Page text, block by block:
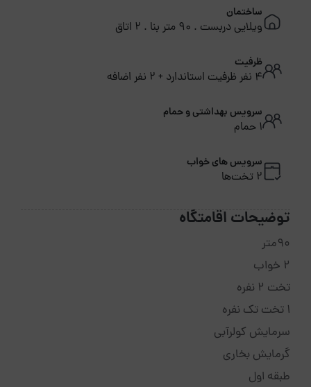
ساختمان
ویلایی دربست . 90 متر بنا . 2 اتاق
ظرفیت
4 نفر ظرفیت استاندارد + 2 نفر اضافه
سرویس بهداشتی و حمام
1 حمام
سرویس های خواب
2 تخت‌ها
توضیحات اقامتگاه
90متر
2 خواب
تخت 2 نفره
1 تخت تک نفره
سرمایش کولرآبی
گرمایش بخاری
طبقه اول